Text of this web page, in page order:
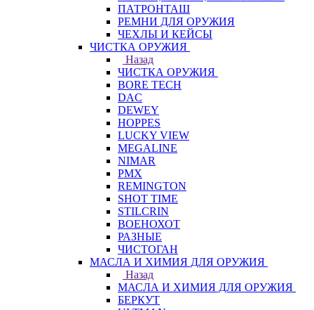
ПАТРОНТАШ
РЕМНИ ДЛЯ ОРУЖИЯ
ЧЕХЛЫ И КЕЙСЫ
ЧИСТКА ОРУЖИЯ
Назад
ЧИСТКА ОРУЖИЯ
BORE TECH
DAC
DEWEY
HOPPES
LUCKY VIEW
MEGALINE
NIMAR
PMX
REMINGTON
SHOT TIME
STILCRIN
ВОЕНОХОТ
РАЗНЫЕ
ЧИСТОГАН
МАСЛА И ХИМИЯ ДЛЯ ОРУЖИЯ
Назад
МАСЛА И ХИМИЯ ДЛЯ ОРУЖИЯ
БЕРКУТ